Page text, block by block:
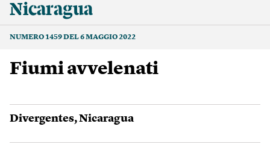
Nicaragua
NUMERO 1459 DEL 6 MAGGIO 2022
Fiumi avvelenati
Divergentes,Nicaragua